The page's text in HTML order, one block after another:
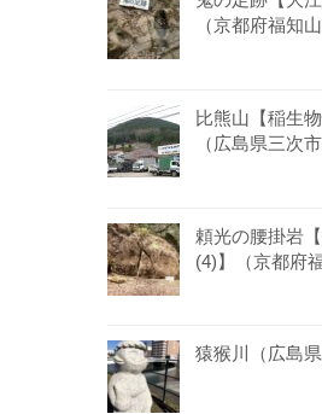
（京都府福知山
比熊山【稲生物
（広島県三次市
頼光の腰掛岩
(4)】（京都府
猿猴川（広島県